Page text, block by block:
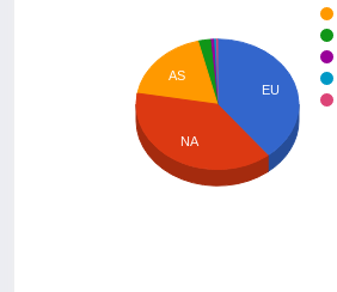
EU
AS
NA